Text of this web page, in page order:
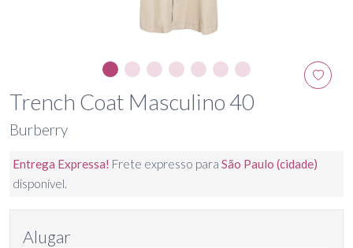
Trench Coat Masculino 40
Burberry
Entrega Expressa! Frete expresso para São Paulo (cidade)
disponível.
Alugar